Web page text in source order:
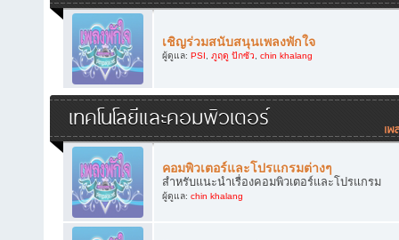
เชิญร่วมสนับสนุนเพลงพักใจ
ผู้ดูแล: PSI, ภูฤดู ปักซัว, chin khalang
เทคโนโลยีและคอมพิวเตอร์
คอมพิวเตอร์และโปรแกรมต่างๆ
สำหรับแนะนำเรื่องคอมพิวเตอร์และโปรแกรม
ผู้ดูแล: chin khalang